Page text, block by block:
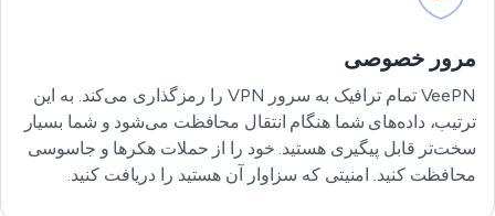
مرور خصوصی
VeePN تمام ترافیک به سرور VPN را رمزگذاری می‌کند. به این
ترتیب، داده‌های شما هنگام انتقال محافظت می‌شود و شما بسیار
سخت‌تر قابل پیگیری هستید. خود را از حملات هکرها و جاسوسی
محافظت کنید. امنیتی که سزاوار آن هستید را دریافت کنید.